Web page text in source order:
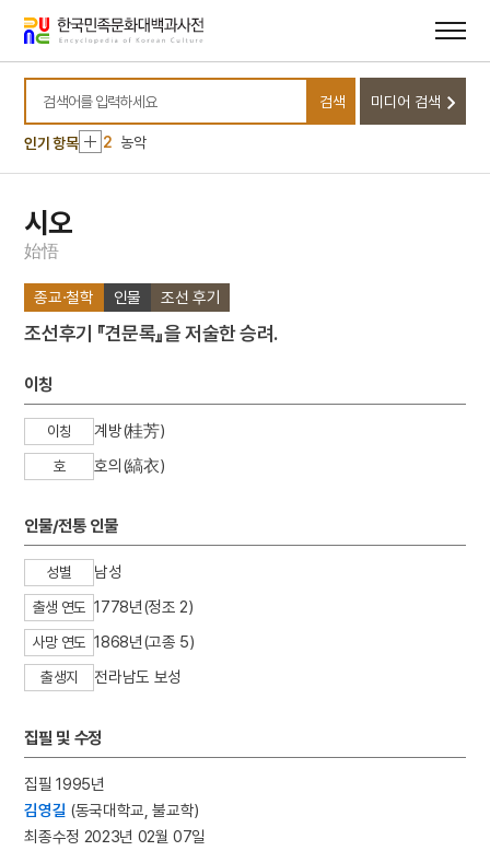
바로가기
바로가기
검색어를 입력하세요
검색 미디어 검색
인기 항목
10 마령
1 금성대군
2 농악
3 판소리
여수·순천 10·19사건
8 가갸날
10 마령
1
금성대군
2
농악
4
5 격음
6 단종실록
7 여수·순천 10·19사건
8
가갸날
시오
始悟
종교·철학 인물 조선 후기
조선후기 『견문록』을 저술한 승려.
이칭
이칭 계방(桂芳)
호 호의(縞衣)
인물/전통 인물
성별 남성
출생 연도 1778년(정조 2)
사망 연도 1868년(고종 5)
출생지 전라남도 보성
집필 및 수정
집필 1995년
김영길 (동국대학교, 불교학)
최종수정 2023년 02월 07일